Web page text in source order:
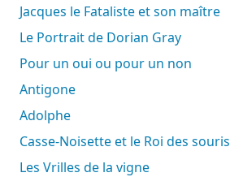
Jacques le Fataliste et son maître
Le Portrait de Dorian Gray
Pour un oui ou pour un non
Antigone
Adolphe
Casse-Noisette et le Roi des souris
Les Vrilles de la vigne